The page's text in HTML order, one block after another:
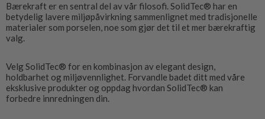
Bærekraft er en sentral del av vår filosofi. SolidTec® har en
betydelig lavere miljøpåvirkning sammenlignet med tradisjonelle
materialer som porselen, noe som gjør det til et mer bærekraftig
valg.
Velg SolidTec® for en kombinasjon av elegant design,
holdbarhet og miljøvennlighet. Forvandle badet ditt med våre
eksklusive produkter og oppdag hvordan SolidTec® kan
forbedre innredningen din.